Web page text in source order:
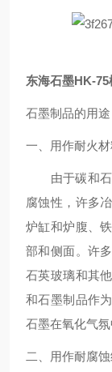
东海石墨HK-
石墨制品的用途
一、用作耐火
由于碳和石
腐蚀性，许多
炉缸和炉腹、
部和侧面。许
石英玻璃和其
和石墨制品作
石墨在氧化气氛
二、用作耐腐